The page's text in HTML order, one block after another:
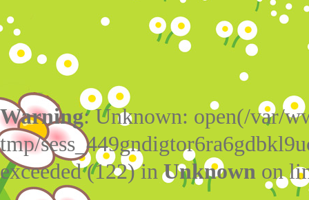
Warning: Unknown: open(/var/
tmp/
exceeded (122) inUnknown on